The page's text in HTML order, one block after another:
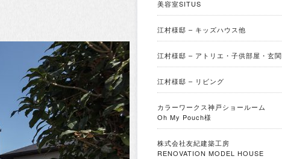
美容室SITUS
江村様邸 – キッズハウス他
江村様邸 – アトリエ・子供部屋・玄関
江村様邸 – リビング
カラーワークス神戸ショールーム
Oh My Pouch様
株式会社友紀建築工房
RENOVATION MODEL HOUSE